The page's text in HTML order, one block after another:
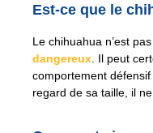
Est-ce que le
Le chihuahua n’est
dangereux . Il peut
comportement
regard de sa taille, il